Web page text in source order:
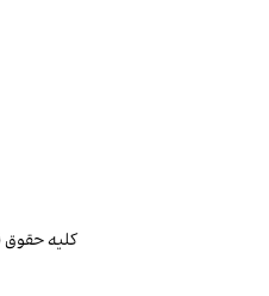
کلیه حقوق